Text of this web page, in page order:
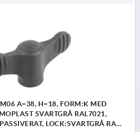
A=38, H=18, FORM:K MED
SVARTGRÅ RAL7021,
LOCK:SVARTGRÅ RAL